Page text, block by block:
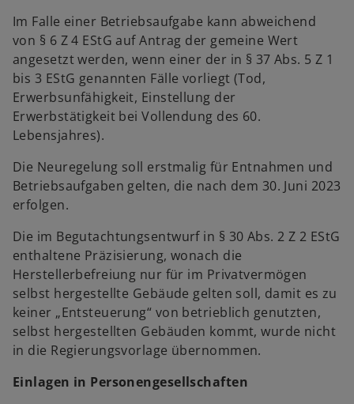
Im Falle einer Betriebsaufgabe kann abweichend
von § 6 Z 4 EStG auf Antrag der gemeine Wert
angesetzt werden, wenn einer der in § 37 Abs. 5 Z 1
bis 3 EStG genannten Fälle vorliegt (Tod,
Erwerbsunfähigkeit, Einstellung der
Erwerbstätigkeit bei Vollendung des 60.
Lebensjahres).
Die Neuregelung soll erstmalig für Entnahmen und
Betriebsaufgaben gelten, die nach dem 30. Juni 2023
erfolgen.
Die im Begutachtungsentwurf in § 30 Abs. 2 Z 2 EStG
enthaltene Präzisierung, wonach die
Herstellerbefreiung nur für im Privatvermögen
selbst hergestellte Gebäude gelten soll, damit es zu
keiner „Entsteuerung“ von betrieblich genutzten,
selbst hergestellten Gebäuden kommt, wurde nicht
in die Regierungsvorlage übernommen.
Einlagen in Personengesellschaften